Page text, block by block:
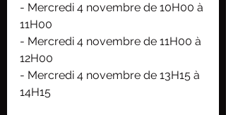
- Mercredi 4 novembre de 10H00 à
11H00
- Mercredi 4 novembre de 11H00 à
12H00
- Mercredi 4 novembre de 13H15 à
14H15